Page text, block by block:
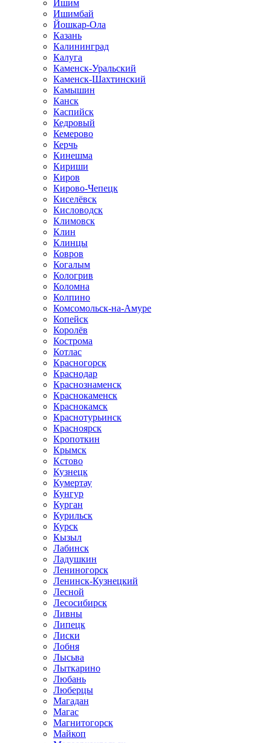
Ишим
Ишимбай
Йошкар-Ола
Казань
Калининград
Калуга
Каменск-Уральский
Каменск-Шахтинский
Камышин
Канск
Каспийск
Кедровый
Кемерово
Керчь
Кинешма
Кириши
Киров
Кирово-Чепецк
Киселёвск
Кисловодск
Климовск
Клин
Клинцы
Ковров
Когалым
Кологрив
Коломна
Колпино
Комсомольск-на-Амуре
Копейск
Королёв
Кострома
Котлас
Красногорск
Краснодар
Краснознаменск
Краснокаменск
Краснокамск
Краснотурьинск
Красноярск
Кропоткин
Крымск
Кстово
Кузнецк
Кумертау
Кунгур
Курган
Курильск
Курск
Кызыл
Лабинск
Ладушкин
Лениногорск
Ленинск-Кузнецкий
Лесной
Лесосибирск
Ливны
Липецк
Лиски
Лобня
Лысьва
Лыткарино
Любань
Люберцы
Магадан
Магас
Магнитогорск
Майкоп